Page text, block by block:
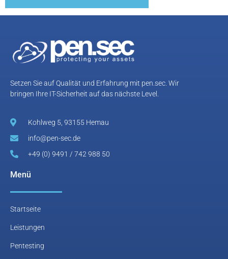
Setzen Sie auf Qualität und Erfahrung mit pen.sec. Wir
bringen Ihre IT-Sicherheit auf das nächste Level.
Kohlweg 5, 93155 Hemau
info@pen-sec.de
+49 (0) 9491 / 742 988 50
Menü
Startseite
Leistungen
Pentesting